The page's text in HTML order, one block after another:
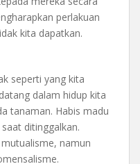
perlakuan
kita dapatkan.
seperti yang kita
dalam hidup kita
tanaman. Habis madu
ditinggalkan.
namun